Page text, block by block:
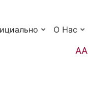
О Нас
АА